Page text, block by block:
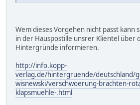
Wem dieses Vorgehen nicht passt kann
in der Hauspostille unsrer Klientel über
Hintergründe informieren.
http://info.kopp-
verlag.de/hintergruende/deutschland/
wisnewski/verschwoerung-brachten-
klapsmuehle-.html